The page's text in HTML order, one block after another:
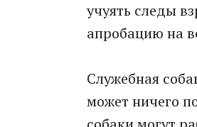
учуять следы
апробацию на
Служебная
может ничего